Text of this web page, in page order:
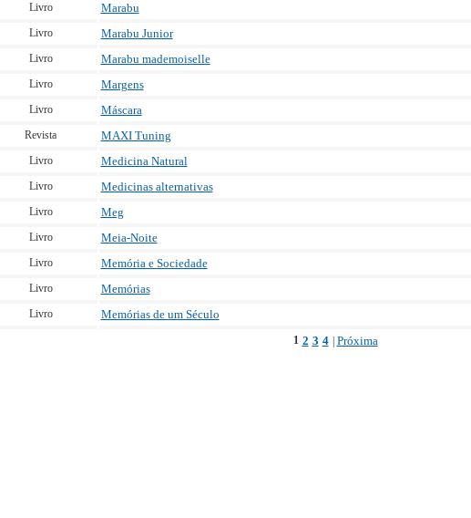
Livro Marabu
Livro Marabu Junior
Livro Marabu mademoiselle
Livro Margens
Livro Máscara
Revista MAXI Tuning
Livro Medicina Natural
Livro Medicinas alternativas
Livro Meg
Livro Meia-Noite
Livro Memória e Sociedade
Livro Memórias
Livro Memórias de um Século
1 2 3 4 Próxima